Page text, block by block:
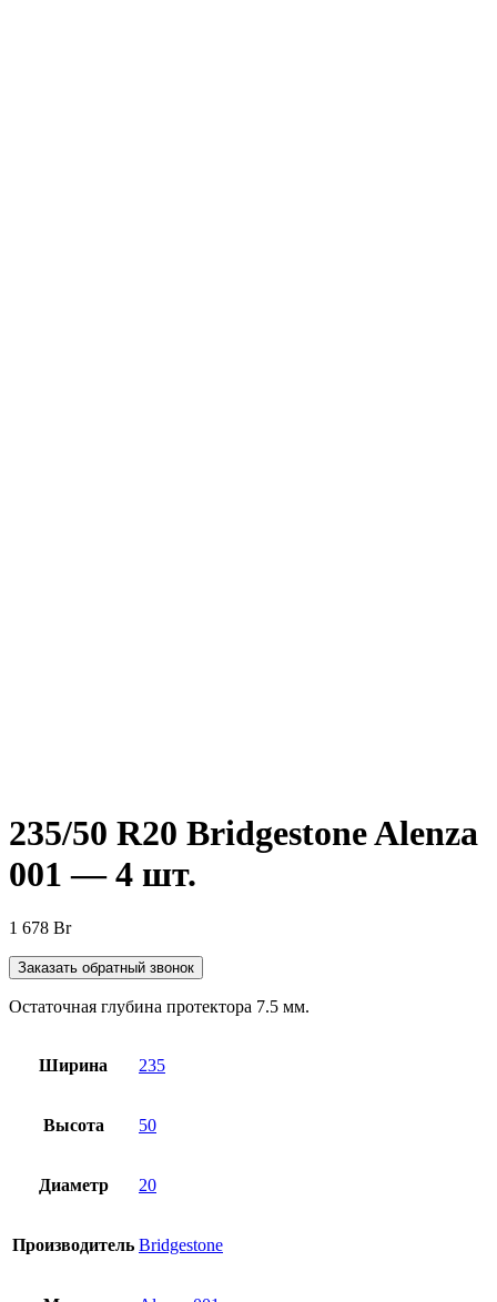
235/50 R20 Bridgestone Alenza
001 — 4 шт.
1 678 Br
Заказать обратный звонок
Остаточная глубина протектора 7.5 мм.
Ширина 235
Высота 50
Диаметр 20
Производитель Bridgestone